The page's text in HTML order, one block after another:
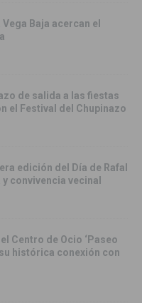
Baja acercan el
de salida a las fiestas
el Festival del Chupinazo
edición del Día de Rafal
convivencia vecinal
Centro de Ocio ‘Paseo
histórica conexión con